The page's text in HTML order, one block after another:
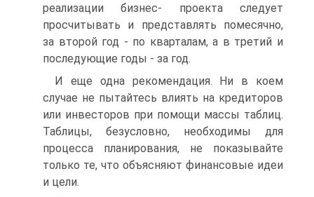
реализации бизнес- проекта следует
просчитывать и представлять помесячно,
за второй год - по кварталам, а в третий и
последующие годы - за год.
И еще одна рекомендация. Ни в коем
случае не пытайтесь влиять на кредиторов
или инвесторов при помощи массы таблиц.
Таблицы, безусловно, необходимы для
процесса планирования, не показывайте
только те, что объясняют финансовые идеи
и цели.